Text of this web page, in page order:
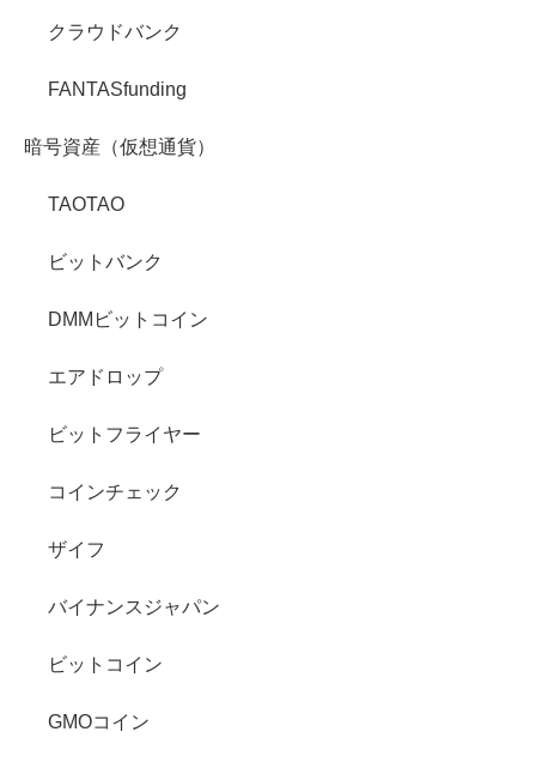
クラウドバンク
FANTASfunding
暗号資産（仮想通貨）
TAOTAO
ビットバンク
DMMビットコイン
エアドロップ
ビットフライヤー
コインチェック
ザイフ
バイナンスジャパン
ビットコイン
GMOコイン